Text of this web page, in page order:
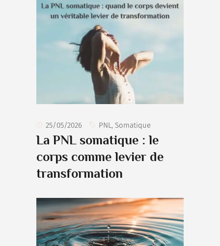
25/05/2026 PNL, Somatique
La PNL somatique : le
corps comme levier de
transformation